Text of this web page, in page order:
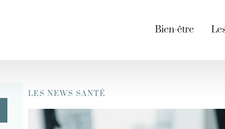
Bien-être
LES NEWS SANTÉ